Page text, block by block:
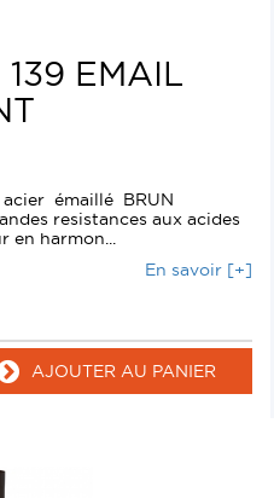
139 EMAIL
acier émaillé BRUN
resistances aux acides
en harmon...
En savoir [+]
AJOUTER AU PANIER